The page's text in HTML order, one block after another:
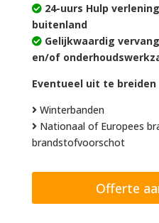
24-uurs Hulp
buitenland
Gelijkwaardig
en/of
Eventueel uit te breiden
Winterbanden
Nationaal of Europees
brandstofvoorschot
Offerte